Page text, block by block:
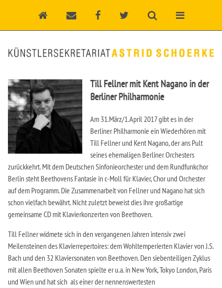
Till Fellner mit Kent Nagano in der
Berliner Philharmonie
Am 31.März/1.April 2017 gibt es in der
Berliner Philharmonie ein Wiederhören mit
Till Fellner und Kent Nagano, der ans Pult
seines ehemaligen Berliner Orchesters
zurückkehrt. Mit dem Deutschen Sinfonieorchester und dem Rundfunkchor
Berlin steht Beethovens Fantasie in c-Moll für Klavier, Chor und Orchester
auf dem Programm. Die Zusammenarbeit von Fellner und Nagano hat sich
schon vielfach bewährt. Nicht zuletzt beweist dies ihre großartige
gemeinsame CD mit Klavierkonzerten von Beethoven.
Till Fellner widmete sich in den vergangenen Jahren intensiv zwei
Meilensteinen des Klavierrepertoires: dem Wohltemperierten Klavier von J.S.
Bach und den 32 Klaviersonaten von Beethoven. Den siebenteiligen Zyklus
mit allen Beethoven Sonaten spielte er u.a. in New York, Tokyo London, Paris
und Wien und hat sich als einer der nennenswertesten